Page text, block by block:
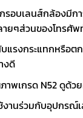
รอบเลนส์กล้องมีก
ยๆส่วนของโทรศัพ
แรงกระแทกหรือต
งดี
พเกรด N52 ดูด้ว
งานร่วมกับอุปกรณ์